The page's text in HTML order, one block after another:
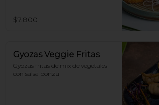
$7.800
Gyozas Veggie Fritas
Gyozas fritas de mix de vegetales
con salsa ponzu